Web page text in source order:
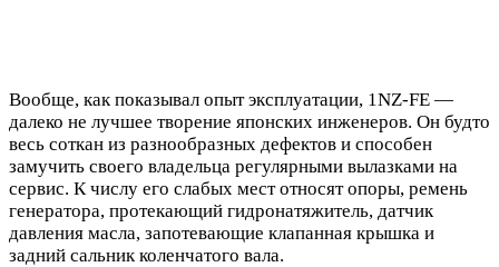
Вообще, как показывал опыт эксплуатации, 1NZ-FE —
далеко не лучшее творение японских инженеров. Он будто
весь соткан из разнообразных дефектов и способен
замучить своего владельца регулярными вылазками на
сервис. К числу его слабых мест относят опоры, ремень
генератора, протекающий гидронатяжитель, датчик
давления масла, запотевающие клапанная крышка и
задний сальник коленчатого вала.